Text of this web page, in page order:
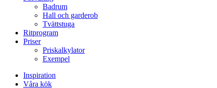
Badrum
Hall och garderob
Tvättstuga
Ritprogram
Priser
Priskalkylator
Exempel
Inspiration
Våra kök